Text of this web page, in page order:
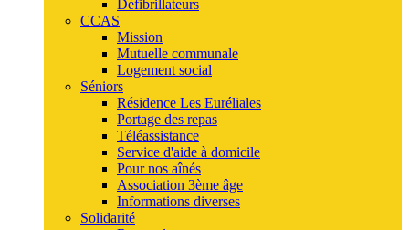
Défibrillateurs
CCAS
Mission
Mutuelle communale
Logement social
Séniors
Résidence Les Euréliales
Portage des repas
Téléassistance
Service d'aide à domicile
Pour nos aînés
Association 3ème âge
Informations diverses
Solidarité